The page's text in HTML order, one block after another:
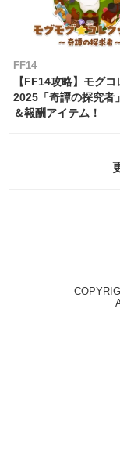
FF14
【FF14攻略】モグコ
2025「奇譚の探究者
＆報酬アイテム！